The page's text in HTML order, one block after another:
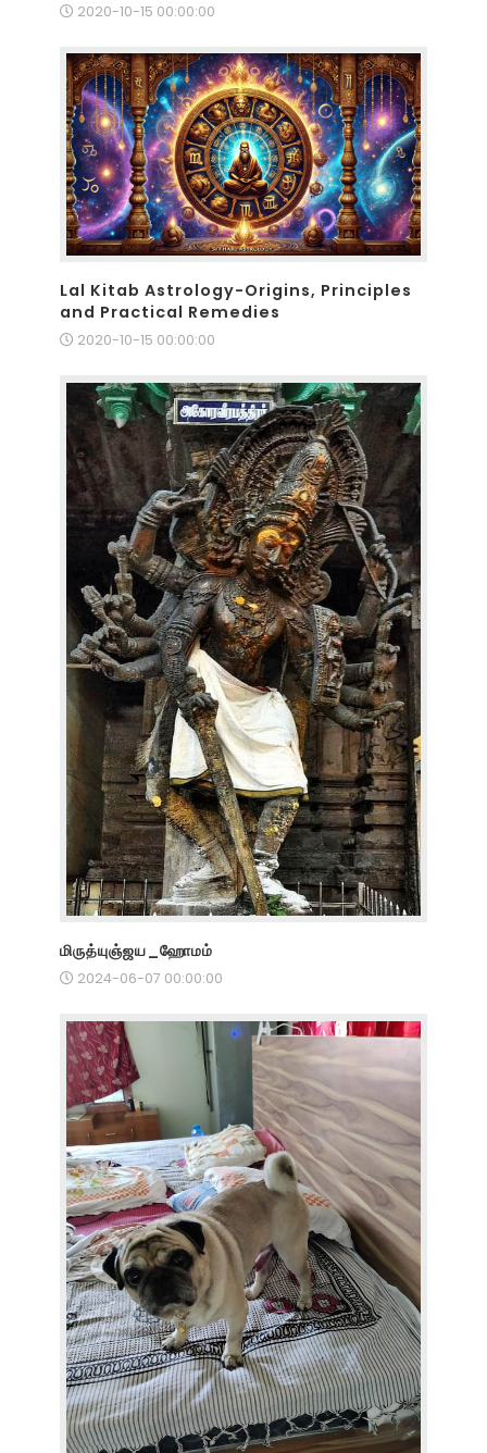
2020-10-15 00:00:00
Lal Kitab Astrology-Origins, Principles
and Practical Remedies
2020-10-15 00:00:00
மிருத்யுஞ்ஜய_ஹோமம்
2024-06-07 00:00:00